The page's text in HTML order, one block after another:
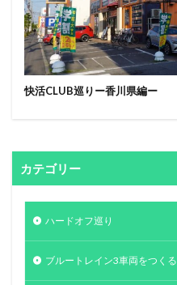
快活CLUB巡りー香川県編ー
カテゴリー
ハードオフ巡り
ブルートレイン3車両をつくる